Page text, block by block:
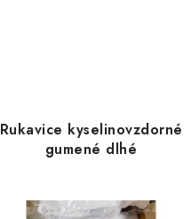
Rukavice kyselinovzdorné
gumené dlhé